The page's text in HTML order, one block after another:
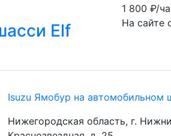
Elf
1 800₽/
На сайте
Isuzu Ямобур на автомобильном
Нижегородская область, г.